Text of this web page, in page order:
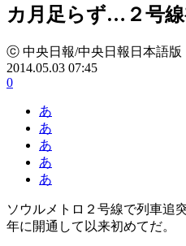
カ月足らず…２号
ⓒ 中央日報/中央日報日本語版
2014.05.03 07:45
0
あ
あ
あ
あ
あ
ソウルメトロ２号線で列車追
年に開通して以来初めてだ。